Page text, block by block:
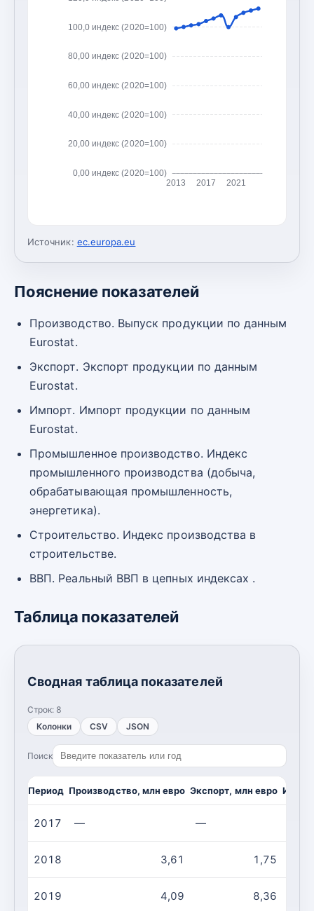
0,00 индекс (2020=100)
20,00 индекс (2020=100)
40,00 индекс (2020=100)
60,00 индекс (2020=100)
80,00 индекс (2020=100)
100,0 индекс (2020=100)
2013 2017 2021
Источник: ec.europa.eu
Пояснение показателей
Производство. Выпуск продукции по данным
Eurostat.
Экспорт. Экспорт продукции по данным
Eurostat.
Импорт. Импорт продукции по данным
Eurostat.
Промышленное производство. Индекс
промышленного производства (добыча,
обрабатывающая промышленность,
энергетика).
Строительство. Индекс производства в
строительстве.
ВВП. Реальный ВВП в цепных индексах .
Таблица показателей
Сводная таблица показателей
Строк: 8
Колонки
CSV JSON
Поиск
Период Производство, млн евро Экспорт, млн евро
2017 — —
2018 3,61 1,75
2019 4,09 8,36